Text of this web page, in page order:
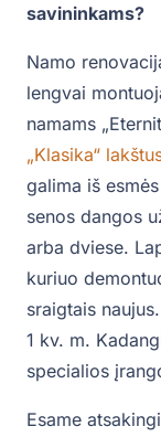
savininkams?
Namo
lengvai
namams
„Klasika“
galima iš
senos dangos
arba dviese.
kuriuo
sraigtais
1 kv. m.
specialios
Esame